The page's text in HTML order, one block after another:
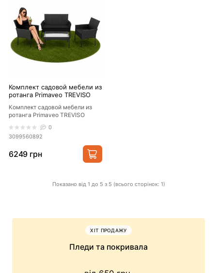
ХІТ ПРОДАЖУ
Пледи та покривала
Комплект садовой мебели из
ротанга Primaveo TREVISO
с мягкими подушками,
Черный (Польша)
Комплект садовой мебели из
ротанга Primaveo TREVISO
мягкими подушками,..
0
3099560892
6249 грн
Показано від 1 до 5 з 5 (всього сторінок: 1)